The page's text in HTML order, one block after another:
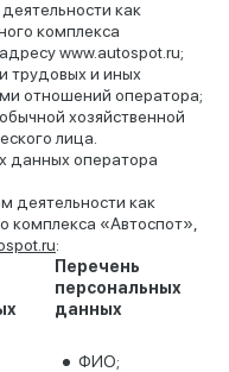
как
комплекса
www.autospot.ru;
трудовых и иных
отношений оператора;
хозяйственной
лица.
данных оператора
деятельности как
комплекса «Автоспот»,
:
Перечень
персональных
данных
ФИО;